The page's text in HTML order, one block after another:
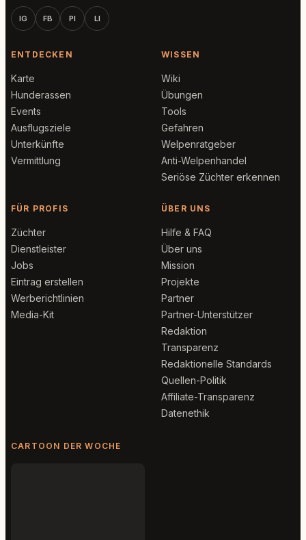
IG FB PI LI
ENTDECKEN
Karte
Hunderassen
Events
Ausflugsziele
Unterkünfte
Vermittlung
WISSEN
Wiki
Übungen
Tools
Gefahren
Welpenratgeber
Anti-Welpenhandel
Seriöse Züchter erkennen
FÜR PROFIS
Züchter
Dienstleister
Jobs
Eintrag erstellen
Werberichtlinien
Media-Kit
ÜBER UNS
Hilfe & FAQ
Über uns
Mission
Projekte
Partner
Partner-Unterstützer
Redaktion
Transparenz
Redaktionelle Standards
Quellen-Politik
Affiliate-Transparenz
Datenethik
CARTOON DER WOCHE